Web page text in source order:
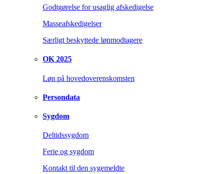
Godtgørelse for usaglig afskedigelse
Masseafskedigelser
Særligt beskyttede lønmodtagere
OK 2025
Løn på hovedoverenskomsten
Persondata
Sygdom
Deltidssygdom
Ferie og sygdom
Kontakt til den sygemeldte